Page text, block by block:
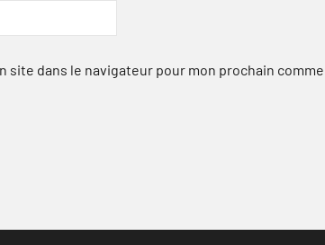
site dans le navigateur pour mon prochain